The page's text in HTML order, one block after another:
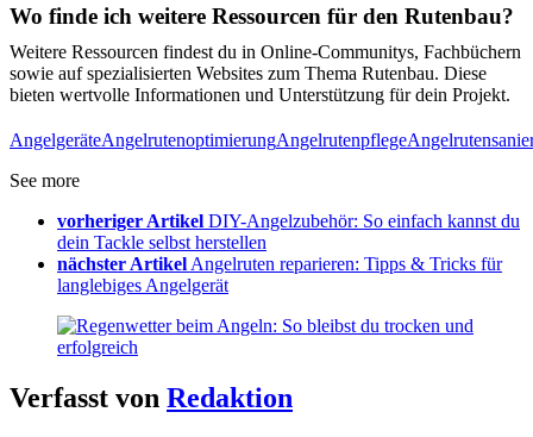
Wo finde ich weitere Ressourcen für den Rutenbau?
Weitere Ressourcen findest du in Online-Communitys, Fachbüchern
sowie auf spezialisierten Websites zum Thema Rutenbau. Diese
bieten wertvolle Informationen und Unterstützung für dein Projekt.
AngelgeräteAngelrutenoptimierungAngelrutenpflege
See more
vorheriger Artikel DIY-Angelzubehör: So einfach kannst du
dein Tackle selbst herstellen
nächster Artikel Angelruten reparieren: Tipps & Tricks für
langlebiges Angelgerät
Verfasst von Redaktion